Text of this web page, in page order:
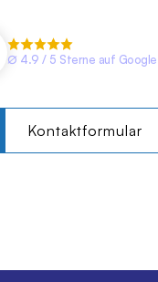
∅ 4.9 / 5 Sterne auf Google
Kontaktformular